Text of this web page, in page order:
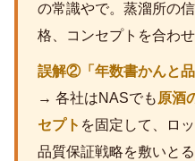
の常識やで。蒸溜所の
格、コンセプトを合わ
誤解②「年数書かんと品
→ 各社はNASでも 原酒
セプト を固定して、ロ
品質保証戦略を敷いと